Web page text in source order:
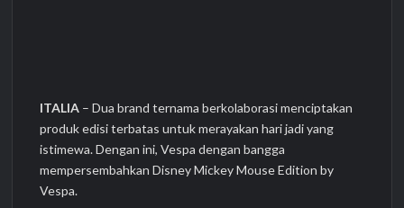
ITALIA – Dua brand ternama berkolaborasi menciptakan
produk edisi terbatas untuk merayakan hari jadi yang
istimewa. Dengan ini, Vespa dengan bangga
mempersembahkan Disney Mickey Mouse Edition by
Vespa.